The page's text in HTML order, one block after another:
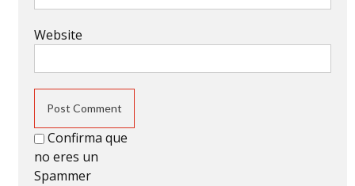
Website
Confirma que
no eres un
Spammer